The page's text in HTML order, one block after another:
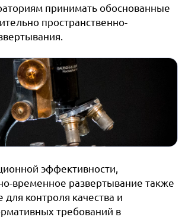
принимать обоснованные
пространственно-
эффективности,
временное развертывание также
для контроля качества и
требований в